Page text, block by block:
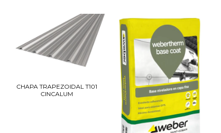
CHAPA TRAPEZOIDAL T101
CINCALUM